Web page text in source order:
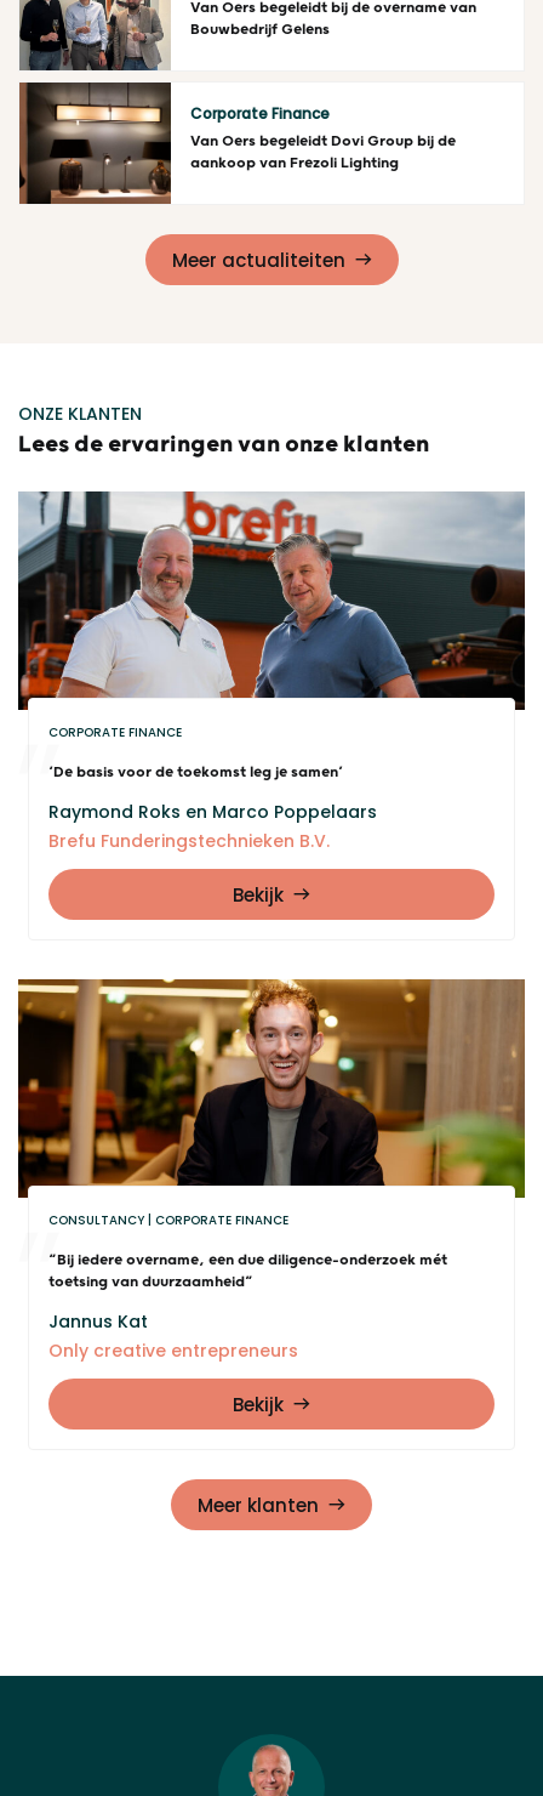
Lees meer
Van Oers begeleidt bij de overname van
Bouwbedrijf Gelens
Corporate Finance
Van Oers begeleidt Dovi Group bij de
aankoop van Frezoli Lighting
Meer actualiteiten
ONZE KLANTEN
Lees de ervaringen van onze klanten
CORPORATE FINANCE
‘De basis voor de toekomst leg je samen’
Raymond Roks en Marco Poppelaars
Brefu Funderingstechnieken B.V.
Bekijk
CONSULTANCY CORPORATE FINANCE
“Bij iedere overname, een due diligence-onderzoek mét
toetsing van duurzaamheid”
Jannus Kat
Only creative entrepreneurs
Bekijk
Meer klanten